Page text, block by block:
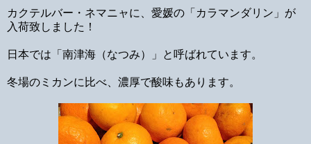
カクテルバー・ネマニャに、愛媛の「カラマンダリン」が
入荷致しました！
日本では「南津海（なつみ）」と呼ばれています。
冬場のミカンに比べ、濃厚で酸味もあります。